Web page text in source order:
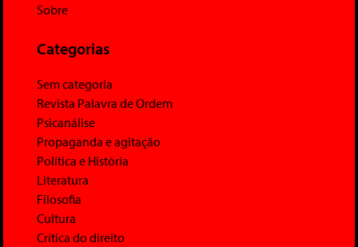
Sobre
Categorias
Sem categoria
Revista Palavra de Ordem
Psicanálise
Propaganda e agitação
Política e História
Literatura
Filosofia
Cultura
Crítica do direito